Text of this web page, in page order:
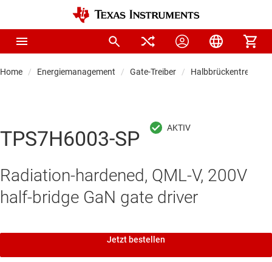
Home Energiemanagement Gate-Treiber Halbbrückentreiber
TPS7H6003-SP
Radiation-hardened, QML-V, 200V
half-bridge GaN gate driver
Jetzt bestellen